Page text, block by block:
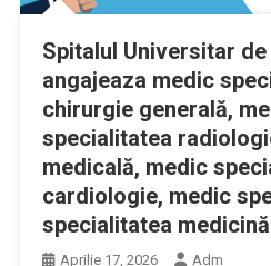
Spitalul Universitar
angajeaza medic
chirurgie generală,
specialitatea
medicală, medic
cardiologie, medic
specialitatea
Aprilie 17, 2026 Adm